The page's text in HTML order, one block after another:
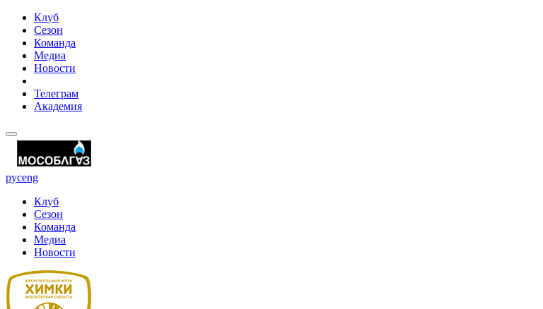
Клуб
Сезон
Команда
Медиа
Новости
Телеграм
Академия
русeng
Клуб
Сезон
Команда
Медиа
Новости